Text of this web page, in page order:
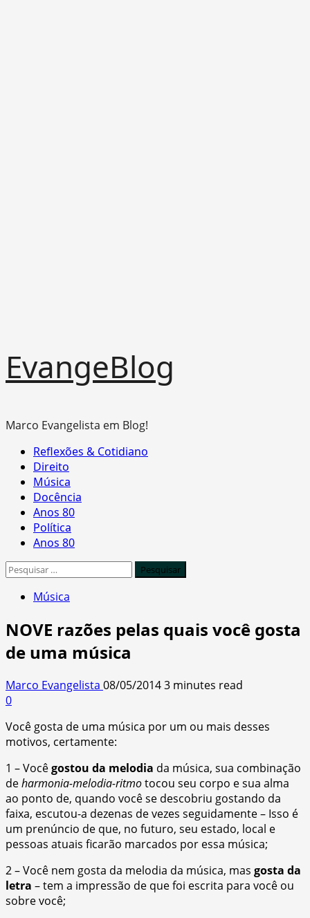
to
content
EvangeBlog
Marco Evangelista em Blog!
Primary
Menu
Reflexões & Cotidiano
Direito
Música
Docência
Anos 80
Política
Anos 80
Pesquisar
Música
NOVE razões pelas quais você gosta
de uma música
Marco Evangelista 08/05/20143 minutes read
0
Você gosta de uma música por um ou mais desses
motivos, certamente:
1 – Vocêgostou da melodia da música, sua combinação
deharmonia-melodia-ritmotocou seu corpo e sua alma
ao ponto de, quando você se descobriu gostando da
faixa, escutou-a dezenas de vezes seguidamente – Isso é
um prenúncio de que, no futuro, seu estado, local e
pessoas atuais ficarão marcados por essa música;
2 – Você nem gosta da melodia da música, mas gosta da
letra – tem a impressão de que foi escrita para você ou
sobre você;